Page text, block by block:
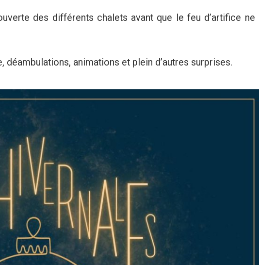
des différents chalets avant que le feu d’artifice ne
animations et plein d’autres surprises.